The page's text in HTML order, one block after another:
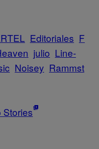
Editoriales F
julio Line-
Noisey Rammst
Stories